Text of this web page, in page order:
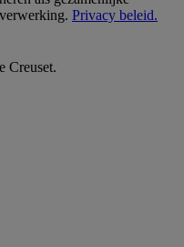
Privacy beleid.
Creuset.